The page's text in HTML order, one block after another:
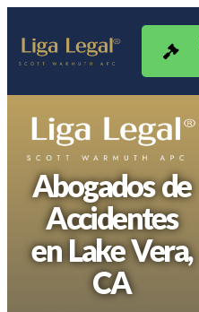
Nota:
sitio
web
accesibilidad.
Abogados de
Accidentes
en Lake Vera,
CA